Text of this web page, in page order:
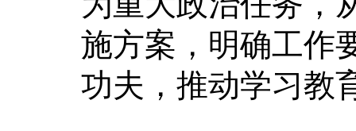
施方案，明确工作
功夫，推动学习教